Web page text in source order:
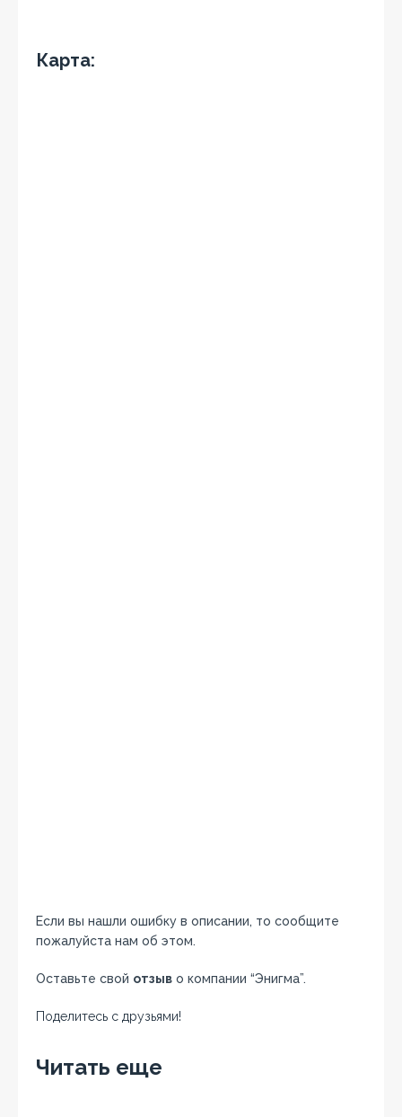
Карта:
Если вы нашли ошибку в описании, то сообщите
пожалуйста нам об этом.
Оставьте свой отзыв о компании “Энигма”.
Поделитесь с друзьями!
Читать еще